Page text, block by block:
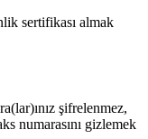
sertifikası almak
şifrelenmez,
numarasını gizlemek